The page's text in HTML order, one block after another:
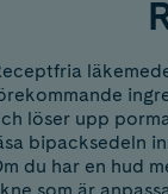
löser upp
bipacksedeln
du har en hud